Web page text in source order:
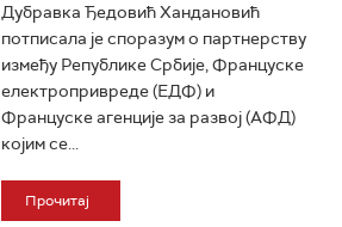
Дубравка Ђедовић Хандановић
потписала је споразум о партнерству
између Републике Србије, Француске
електропривреде (ЕДФ) и
Француске агенције за развој (АФД)
којим се...
Прочитај